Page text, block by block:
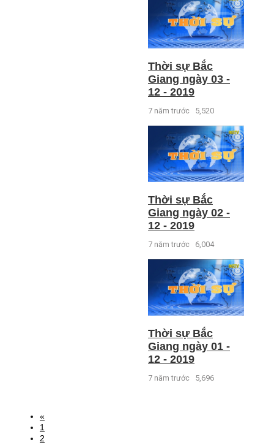
Thời sự Bắc
Giang ngày 03 -
12 - 2019
7 năm trước 5,520
Thời sự Bắc
Giang ngày 02 -
12 - 2019
7 năm trước 6,004
Thời sự Bắc
Giang ngày 01 -
12 - 2019
7 năm trước 5,696
«
1
2